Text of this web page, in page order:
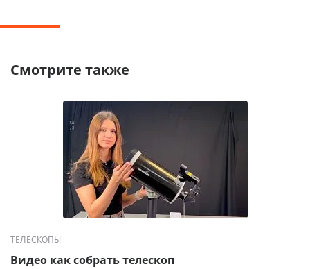
Смотрите также
ТЕЛЕСКОПЫ
Видео как собрать телескоп